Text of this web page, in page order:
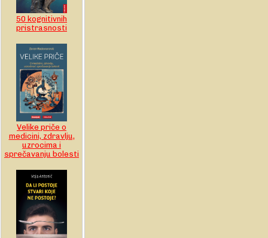
50 kognitivnih
pristrasnosti
Velike priče o
medicini, zdravlju,
uzrocima i
sprečavanju bolesti